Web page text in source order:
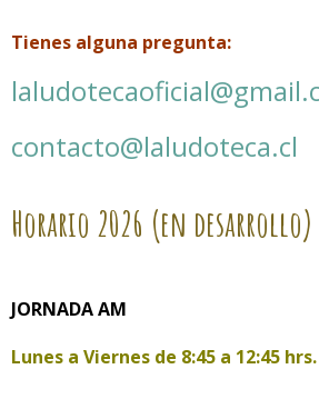
Tienes alguna pregunta:
contacto@laludoteca.cl
Horario 2026 (en desarrollo)
JORNADA AM
Lunes a Viernes de 8:45 a 12:45 hrs.